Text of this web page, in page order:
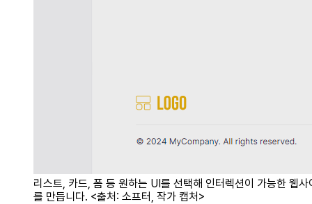
리스트, 카드, 폼 등 원하는 UI를 선택해 인터렉션이 가능한 웹사
를 만듭니다. <출처: 소프터, 작가 캡처>